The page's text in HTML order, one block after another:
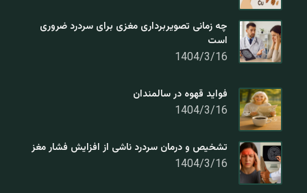
چه زمانی تصویربرداری مغزی برای سردرد ضروری
است
1404/3/16
فواید قهوه در سالمندان
1404/3/16
تشخیص و درمان سردرد ناشی از افزایش فشار مغز
1404/3/16